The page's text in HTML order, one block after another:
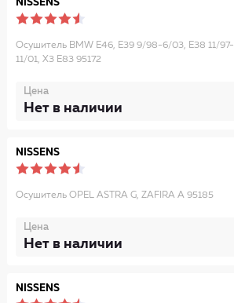
NISSENS
Осушитель BMW E46, E39 9/98-6/03, E38 11/97-
11/01, X3 E83 95172
Цена
Нет в наличии
NISSENS
Осушитель OPEL ASTRA G, ZAFIRA A 95185
Цена
Нет в наличии
NISSENS